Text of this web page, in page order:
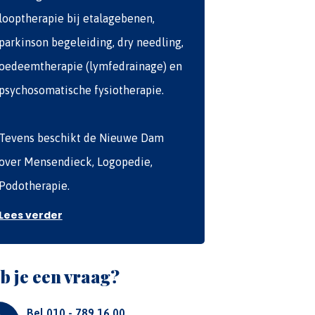
bij etalagebenen,
begeleiding, dry needling,
(lymfedrainage) en
fysiotherapie.
beschikt de Nieuwe Dam
Mensendieck, Logopedie,
verder
je een vraag?